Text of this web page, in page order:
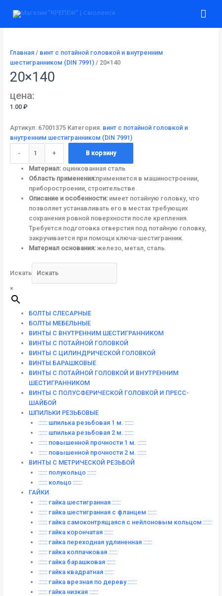
Главная/ винт с потайной головкой и внутренним
шестигранником (DIN 7991)/ 20×140
20×140
цена:
1.00 ₽
Артикул: 67001375 Категория: винт с потайной головкой и
внутренним шестигранником (DIN 7991)
-
товара
+ В корзину
Материал:оцинкованная сталь
Область применения:применяется в машиностроении,
приборостроении, строительстве.
Описание и особенности:имеет потайную головку, что
позволяет устанавливать его в местах требующих
сохранения ровной поверхности после крепления.
Требуется подготовка отверстия под потайную головку,
закручивается при помощи ключа-шестигранник.
Материал основания:железо, метал, сталь.
Искать
×
БОЛТЫ СЛЕСАРНЫЕ
БОЛТЫ МЕБЕЛЬНЫЕ
ВИНТЫ С ВНУТРЕННИМ ШЕСТИГРАННИКОМ
ВИНТЫ С ПОТАЙНОЙ ГОЛОВКОЙ
ВИНТЫ С ЦИЛИНДРИЧЕСКОЙ ГОЛОВКОЙ
ВИНТЫ БАРАШКОВЫЕ
ВИНТЫ С ПОТАЙНОЙ ГОЛОВКОЙ И ВНУТРЕННИМ
ШЕСТИГРАННИКОМ
ВИНТЫ С ПОЛУСФЕРИЧЕСКОЙ ГОЛОВКОЙ И ПРЕСС-
ШАЙБОЙ
ШПИЛЬКИ РЕЗЬБОВЫЕ
:::::: шпилька резьбовая 1 м. ::::::
:::::: шпилька резьбовая 2 м. ::::::
:::::: повышенной прочности 1 м. ::::::
:::::: повышенной прочности 2 м. ::::::
ВИНТЫ C МЕТРИЧЕСКОЙ РЕЗЬБОЙ
:::::: полукольцо ::::::
:::::: кольцо ::::::
ГАЙКИ
:::::: гайка шестигранная ::::::
:::::: гайка шестигранная с фланцем ::::::
:::::: гайка самоконтрящаяся с нейлоновым кольцом ::::::
:::::: гайка корончатая ::::::
:::::: гайка переходная удлиненная ::::::
:::::: гайка колпачковая ::::::
:::::: гайка барашковая ::::::
:::::: гайка квадратная ::::::
:::::: гайка врезная по дереву ::::::
:::::: гайка низкая ::::::